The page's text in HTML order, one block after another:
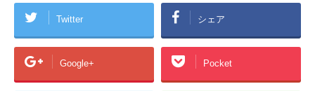
Twitter シェア
Google+ Pocket